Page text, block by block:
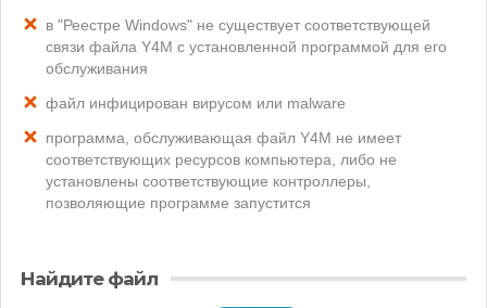
в "Реестре Windows" не существует соответствующей
связи файла Y4M с установленной программой для его
обслуживания
файл инфицирован вирусом или malware
программа, обслуживающая файл Y4M не имеет
соответствующих ресурсов компьютера, либо не
установлены соответствующие контроллеры,
позволяющие программе запустится
Найдите файл